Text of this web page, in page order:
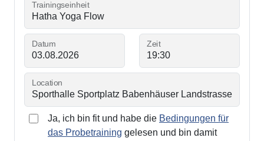
Trainingseinheit
Datum Zeit
Location
Ja, ich bin fit und habe die Bedingungen für
das Probetraining gelesen und bin damit